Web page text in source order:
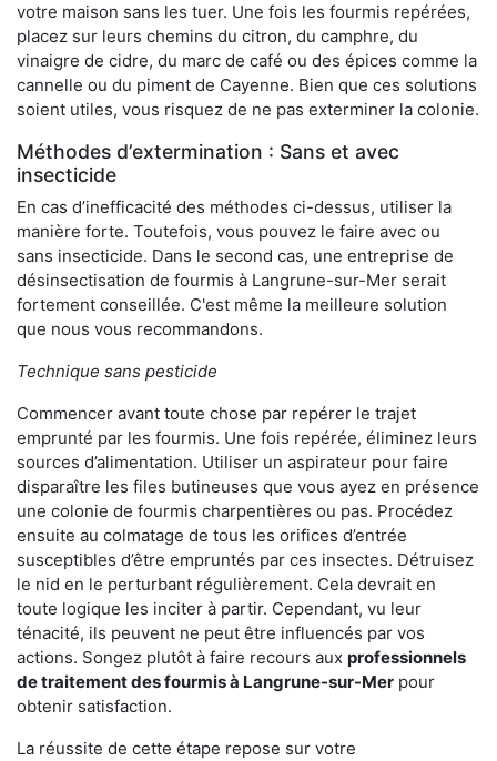
votre maison sans les tuer. Une fois les fourmis repérées,
placez sur leurs chemins du citron, du camphre, du
vinaigre de cidre, du marc de café ou des épices comme la
cannelle ou du piment de Cayenne. Bien que ces solutions
soient utiles, vous risquez de ne pas exterminer la colonie.
Méthodes d’extermination : Sans et avec
insecticide
En cas d’inefficacité des méthodes ci-dessus, utiliser la
manière forte. Toutefois, vous pouvez le faire avec ou
sans insecticide. Dans le second cas, une entreprise de
désinsectisation de fourmis à Langrune-sur-Mer serait
fortement conseillée. C'est même la meilleure solution
que nous vous recommandons.
Technique sans pesticide
Commencer avant toute chose par repérer le trajet
emprunté par les fourmis. Une fois repérée, éliminez leurs
sources d’alimentation. Utiliser un aspirateur pour faire
disparaître les files butineuses que vous ayez en présence
une colonie de fourmis charpentières ou pas. Procédez
ensuite au colmatage de tous les orifices d’entrée
susceptibles d’être empruntés par ces insectes. Détruisez
le nid en le perturbant régulièrement. Cela devrait en
toute logique les inciter à partir. Cependant, vu leur
ténacité, ils peuvent ne peut être influencés par vos
actions. Songez plutôt à faire recours aux professionnels
de traitement des fourmis à Langrune-sur-Mer pour
obtenir satisfaction.
La réussite de cette étape repose sur votre